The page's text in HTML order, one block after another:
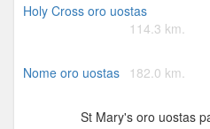
Holy Cross oro uostas
114.3 km.
Nome oro uostas 182.0 km.
St Mary's oro uostas